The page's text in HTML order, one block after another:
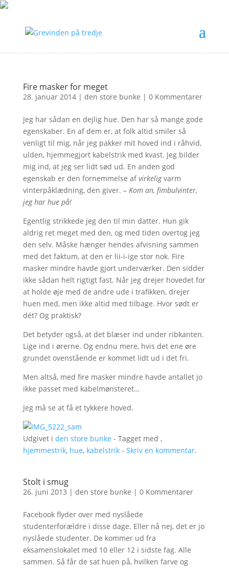
Fire masker for meget
28. januar 2014| den store bunke | 0 Kommentarer
Jeg har sådan en dejlig hue. Den har så mange gode
egenskaber. En af dem er, at folk altid smiler så
venligt til mig, når jeg pakker mit hoved ind i råhvid,
ulden, hjemmegjort kabelstrik med kvast. Jeg bilder
mig ind, at jeg ser lidt sød ud. En anden god
egenskab er den fornemmelse afvirkeligvarm
vinterpåklædning, den giver. – Kom an, fimbulvinter,
jeg har hue på!
Egentlig strikkede jeg den til min datter. Hun gik
aldrig ret meget med den, og med tiden overtog jeg
den selv. Måske hænger hendes afvisning sammen
med det faktum, at den er lii-i-ige stor nok. Fire
masker mindre havde gjort underværker. Den sidder
ikke sådan helt rigtigt fast. Når jeg drejer hovedet for
at holde øje med de andre ude i trafikken, drejer
huen med, men ikke altid med tilbage. Hvor sødt er
dét? Og praktisk?
Det betyder også, at det blæser ind under ribkanten.
Lige ind i ørerne. Og endnu mere, hvis det ene øre
grundet ovenstående er kommet lidt ud i det fri.
Men altså, med fire masker mindre havde antallet jo
ikke passet med kabelmønsteret…
Jeg må se at få et tykkere hoved.
Udgivet i den store bunke - Tagget med ,
hjemmestrik, hue, kabelstrik- Skriv en kommentar.
Stolt i smug
26. juni 2013 | den store bunke | 0 Kommentarer
Facebook flyder over med nyslåede
studenterforældre i disse dage. Eller nå nej, det er jo
nyslåede studenter. De kommer ud fra
eksamenslokalet med 10 eller 12 i sidste fag. Alle
sammen. Så får de sat huen på, hvilken farve og